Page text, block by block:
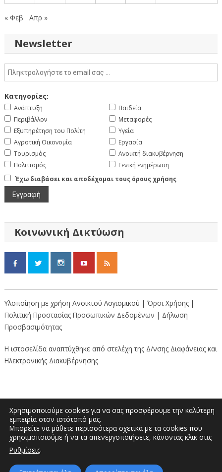
« Φεβ Απρ »
Newsletter
Κατηγορίες:
Ανάπτυξη
Περιβάλλον
Εξυπηρέτηση του Πολίτη
Αγροτική Οικονομία
Τουρισμός
Πολιτισμός
Παιδεία
Μεταφορές
Υγεία
Εργασία
Ανοικτή διακυβέρνηση
Γενική ενημέρωση
Έχω διαβάσει και αποδέχομαι τους όρους χρήσης
Κοινωνική Δικτύωση
Υλοποίηση με χρήση Ανοικτού Λογισμικού | Όροι Χρήσης |
Πολιτική Προστασίας Προσωπικών Δεδομένων | Δήλωση
Προσβασιμότητας
Η ιστοσελίδα αναπτύχθηκε από στελέχη της Δ/νσης Διαφάνειας και
Ηλεκτρονικής Διακυβέρνησης
Διοικητήριο “Κώστας Ταλιαδούρης” |
Τηλέφωνο: 2462353333, 2462353370 | E-
Χρησιμοποιούμε cookies για να σας προσφέρουμε την καλύτερη
εμπειρία στον ιστότοπό μας.
Μπορείτε να μάθετε περισσότερα σχετικά με τα cookies που
χρησιμοποιούμε ή να τα απενεργοποιήσετε, κάνοντας κλικ στις
Ρυθμίσεις.